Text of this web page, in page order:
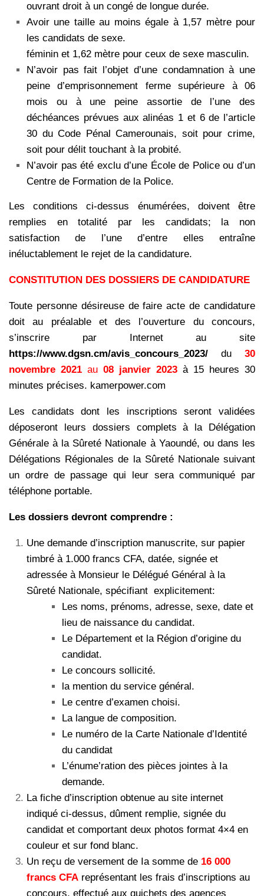
ouvrant droit à un congé de longue durée.
Avoir une taille au moins égale à 1,57 mètre pour
les candidats de sexe.
féminin et 1,62 mètre pour ceux de sexe masculin.
N’avoir pas fait l’objet d’une condamnation à une
peine d’emprisonnement ferme supérieure à 06
mois ou à une peine assortie de l’une des
déchéances prévues aux alinéas 1 et 6 de l’article
30 du Code Pénal Camerounais, soit pour crime,
soit pour délit touchant à la probité.
N’avoir pas été exclu d’une École de Police ou d’un
Centre de Formation de la Police.
Les conditions ci-dessus énumérées, doivent être
remplies en totalité par les candidats; la non
satisfaction de l’une d’entre elles entraîne
inéluctablement le rejet de la candidature.
CONSTITUTION DES DOSSIERS DE CANDIDATURE
Toute personne désireuse de faire acte de candidature
doit au préalable et des l’ouverture du concours,
s’inscrire par Internet au site
https://www.dgsn.cm/avis_concours_2023/ du 30
novembre 2021 au 08 janvier 2023 à 15 heures 30
minutes précises. kamerpower.com
Les candidats dont les inscriptions seront validées
déposeront leurs dossiers complets à la Délégation
Générale à la Sûreté Nationale à Yaoundé, ou dans les
Délégations Régionales de la Sûreté Nationale suivant
un ordre de passage qui leur sera communiqué par
téléphone portable.
Les dossiers devront comprendre :
Une demande d’inscription manuscrite, sur papier
timbré à 1.000 francs CFA, datée, signée et
adressée à Monsieur le Délégué Général à la
Sûreté Nationale, spécifiant explicitement:
Les noms, prénoms, adresse, sexe, date et
lieu de naissance du candidat.
Le Département et la Région d’origine du
candidat.
Le concours sollicité.
la mention du service général.
Le centre d’examen choisi.
La langue de composition.
Le numéro de la Carte Nationale d’Identité
du candidat
L’énume’ration des pièces jointes à Ia
demande.
La fiche d’inscription obtenue au site internet
indiqué ci-dessus, dûment remplie, signée du
candidat et comportant deux photos format 4×4 en
couleur et sur fond blanc.
Un reçu de versement de Ia somme de 16 000
francs CFA représentant les frais d’inscriptions au
concours, effectué aux guichets des agences